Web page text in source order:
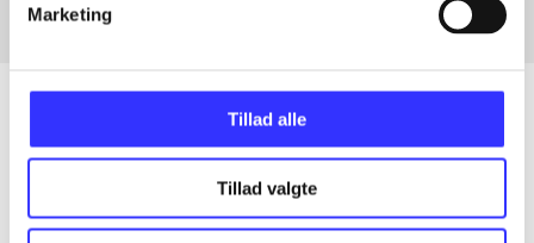
Marketing
Tillad alle
Tillad valgte
Alle registrerede artikler fordelt på udgivelser